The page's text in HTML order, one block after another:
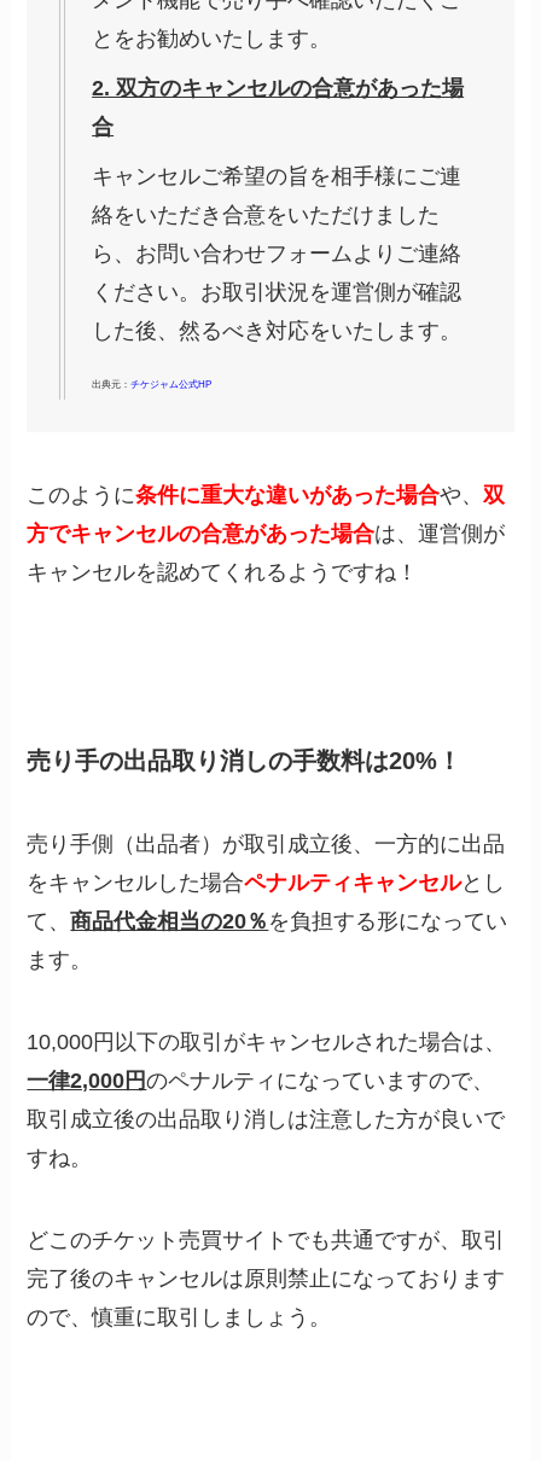
とをお勧めいたします。
2. 双方のキャンセルの合意があった場
合
キャンセルご希望の旨を相手様にご連
絡をいただき合意をいただけました
ら、お問い合わせフォームよりご連絡
ください。お取引状況を運営側が確認
した後、然るべき対応をいたします。
出典元：チケジャム公式HP
このように条件に重大な違いがあった場合や、双
方でキャンセルの合意があった場合は、運営側が
キャンセルを認めてくれるようですね！
売り手の出品取り消しの手数料は20%！
売り手側（出品者）が取引成立後、一方的に出品
をキャンセルした場合ペナルティキャンセルとし
て、商品代金相当の20％ を負担する形になってい
ます。
10,000円以下の取引がキャンセルされた場合は、
一律2,000円のペナルティになっていますので、
取引成立後の出品取り消しは注意した方が良いで
すね。
どこのチケット売買サイトでも共通ですが、取引
完了後のキャンセルは原則禁止になっております
ので、慎重に取引しましょう。